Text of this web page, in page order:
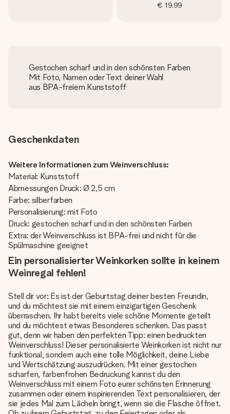
€ 19,99
Gestochen scharf und in den schönsten Farben
Mit Foto, Namen oder Text deiner Wahl
aus BPA-freiem Kunststoff
Geschenkdaten
Weitere Informationen zum Weinverschluss:
Material: Kunststoff
Abmessungen Druck: Ø 2,5 cm
Farbe: silberfarben
Personalisierung: mit Foto
Druck: gestochen scharf und in den schönsten Farben
Extra: der Weinverschluss ist BPA-frei und nicht für die
Spülmaschine geeignet
Ein personalisierter Weinkorken sollte in keinem
Weinregal fehlen!
Stell dir vor: Es ist der Geburtstag deiner besten Freundin,
und du möchtest sie mit einem einzigartigen Geschenk
überraschen. Ihr habt bereits viele schöne Momente geteilt
und du möchtest etwas Besonderes schenken. Das passt
gut, denn wir haben den perfekten Tipp: einen bedruckten
Weinverschluss! Dieser personalisierte Weinkorken ist nicht nur
funktional, sondern auch eine tolle Möglichkeit, deine Liebe
und Wertschätzung auszudrücken. Mit einer gestochen
scharfen, farbenfrohen Bedruckung kannst du den
Weinverschluss mit einem Foto eurer schönsten Erinnerung
zusammen oder einem inspirierenden Text personalisieren, der
sie jedes Mal zum Lächeln bringt, wenn sie die Flasche öffnet.